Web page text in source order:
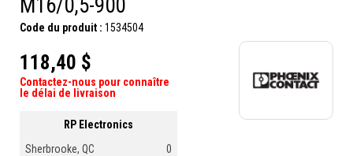
M16/0,5-900
Code du produit : 1534504
118,40 $
Contactez-nous pour connaître
le délai de livraison
RP Electronics
Sherbrooke, QC
0